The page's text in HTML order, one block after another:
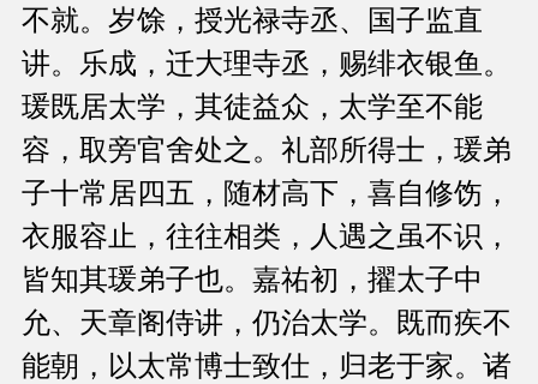
不就。岁馀，授光禄寺丞、国子监直
讲。乐成，迁大理寺丞，赐绯衣银鱼。
瑗既居太学，其徒益众，太学至不能
容，取旁官舍处之。礼部所得士，瑗弟
子十常居四五，随材高下，喜自修饬，
衣服容止，往往相类，人遇之虽不识，
皆知其瑗弟子也。嘉祐初，擢太子中
允、天章阁侍讲，仍治太学。既而疾不
能朝，以太常博士致仕，归老于家。诸